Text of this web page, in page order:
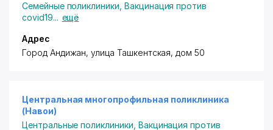
Семейные поликлиники Вакцинация против
covid19... ещё
Адрес
Город Андижан, улица Ташкентская, дом 50
Центральная многопрофильная поликлиника
(Навои)
Центральные поликлиники Вакцинация против